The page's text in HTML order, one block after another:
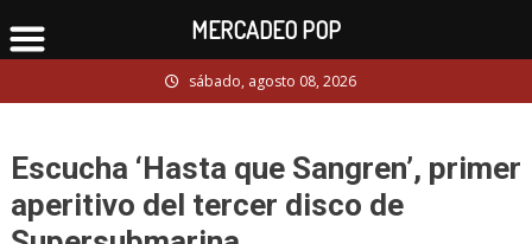
to
sábado, agosto 08, 2026
Escucha ‘Hasta que Sangren’, primer
aperitivo del tercer disco de
MERCADEO POP